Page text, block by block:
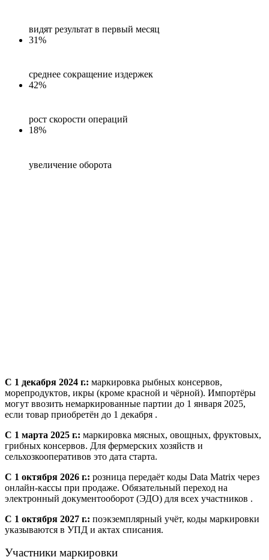
видят результат в первый месяц
31%
среднее сокращение издержек
42%
рост скорости операций
18%
увеличение оборота
С 1 декабря 2024 г.: маркировка рыбных консервов,
морепродуктов, икры (кроме красной и чёрной). Импортёры
могут ввозить немаркированные партии до 1 января 2025,
если товар приобретён до 1 декабря .
С 1 марта 2025 г.: маркировка мясных, овощных, фруктовых,
грибных консервов. Для фермерских хозяйств и
сельхозкооперативов это дата старта.
С 1 октября 2026 г.: розница передаёт коды Data Matrix через
онлайн-кассы при продаже. Обязательный переход на
электронный документооборот (ЭДО) для всех участников .
С 1 октября 2027 г.: поэкземплярный учёт, коды маркировки
указываются в УПД и актах списания.
Участники маркировки